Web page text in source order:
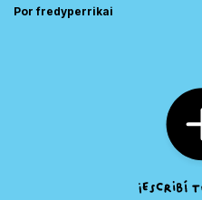
Por fredyperrikai